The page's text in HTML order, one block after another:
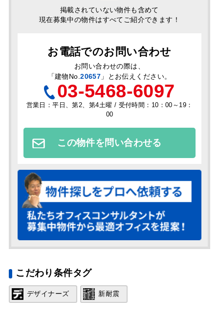
掲載されていない物件も含めて
現在募集中の物件はすべてご紹介できます！
お電話でのお問い合わせ
お問い合わせの際は、
「建物No.20657 」とお伝えください。
03-5468-6097
営業日：平日、第2、第4土曜 / 受付時間：10：00～19：
00
この物件を問い合わせる
こだわり条件タグ
デザイナーズ 新耐震